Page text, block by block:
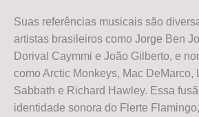
Suas referências musicais são
artistas brasileiros como Jorge Ben
Dorival Caymmi e João Gilberto, e
como Arctic Monkeys, Mac
Sabbath e Richard Hawley. Essa
identidade sonora do Flerte